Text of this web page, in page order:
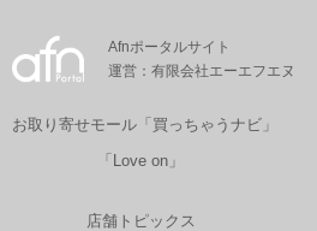
Afnポータルサイト
運営：有限会社エーエフエヌ
お取り寄せモール「買っちゃうナビ」
「Love on」
店舗トピックス